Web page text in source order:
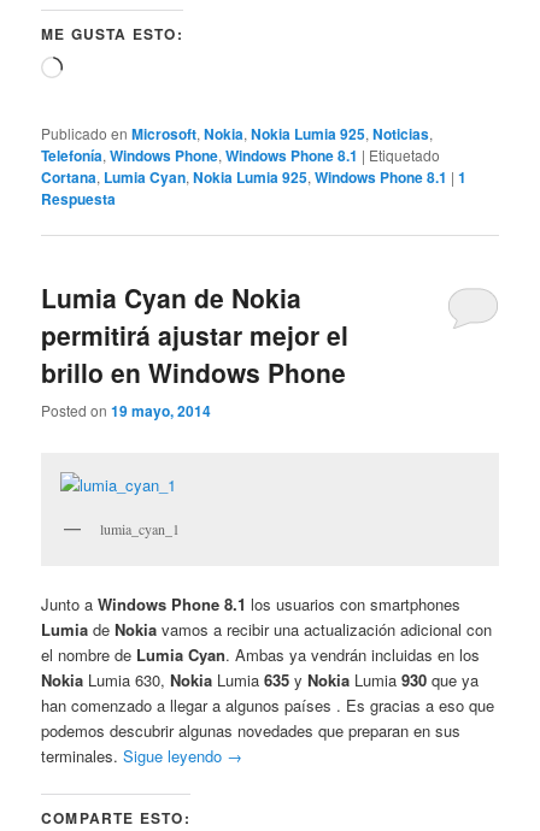
ME GUSTA ESTO:
Cargando...
Publicado en Microsoft,Nokia,Nokia Lumia 925,Noticias,
Telefonía,Windows Phone,Windows Phone 8.1 | Etiquetado
Cortana, Lumia Cyan,Nokia Lumia 925,Windows Phone 8.1 |1
Respuesta
Lumia Cyan de Nokia
permitirá ajustar mejor el
brillo en Windows Phone
Posted on19 mayo, 2014
lumia_cyan_1
Junto aWindows Phone 8.1 los usuarios con smartphones
Lumia de Nokia vamos a recibir una actualización adicional con
el nombre de Lumia Cyan. Ambas ya vendrán incluidas en los
Nokia Lumia 630,Nokia Lumia635 yNokia Lumia930 que ya
han comenzado a llegar a algunos países . Es gracias a eso que
podemos descubrir algunas novedades que preparan en sus
terminales.Sigue leyendo →
COMPARTE ESTO: